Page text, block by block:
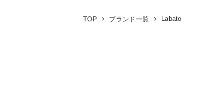
TOP ブランド一覧 Labato